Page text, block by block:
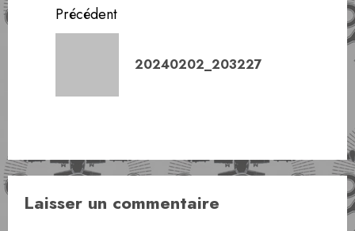
Navigation
d’article
Précédent
20240202_203227
Laisser un commentaire